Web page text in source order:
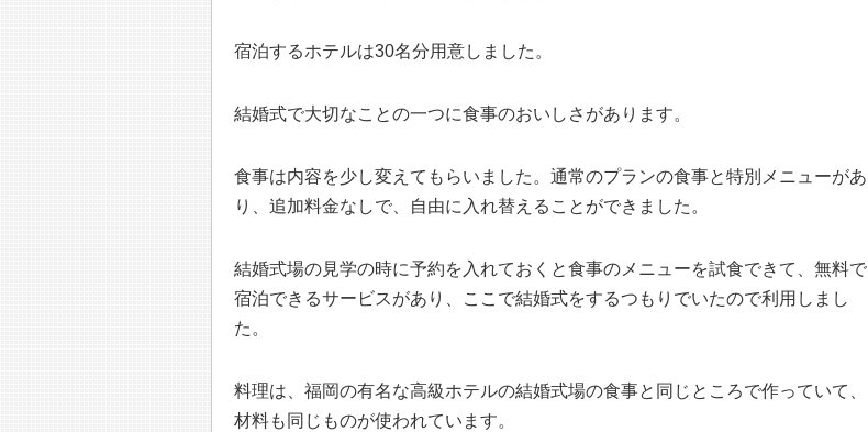
宿泊するホテルは30名分用意しました。
結婚式で大切なことの一つに食事のおいしさがあります。
食事は内容を少し変えてもらいました。通常のプランの食事と特別メニューがあ
り、追加料金なしで、自由に入れ替えることができました。
結婚式場の見学の時に予約を入れておくと食事のメニューを試食できて、無料で
宿泊できるサービスがあり、ここで結婚式をするつもりでいたので利用しまし
た。
料理は、福岡の有名な高級ホテルの結婚式場の食事と同じところで作っていて、
材料も同じものが使われています。